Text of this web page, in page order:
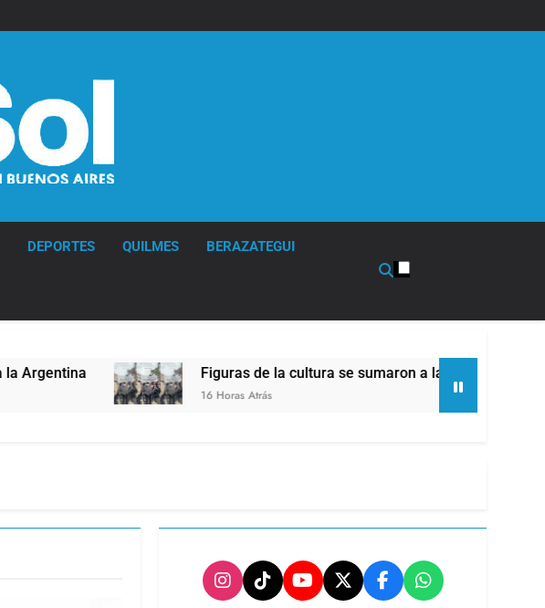
DEPORTES QUILMES BERAZATEGUI
Figuras de la cultura se sumaron a la marcha frente al Congreso
16 Horas Atrás